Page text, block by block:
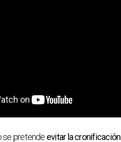
se pretende evitar la cronificación